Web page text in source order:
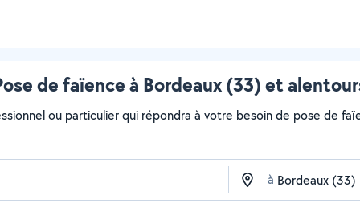
de faïence à Bordeaux (33) et
ou particulier qui répondra à votre besoin de pose de
à